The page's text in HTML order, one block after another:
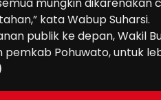
kata Wabup Suharsi.
publik ke depan, Wakil
pemkab Pohuwato, untuk